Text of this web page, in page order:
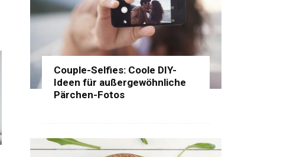
Couple-Selfies: Coole DIY-
Ideen für außergewöhnliche
Pärchen-Fotos